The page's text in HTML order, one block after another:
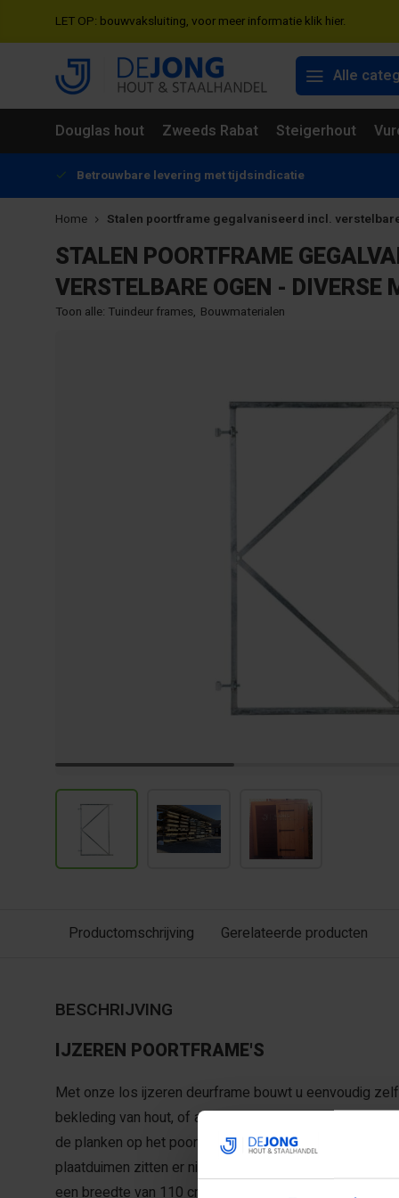
LET OP: bouwvaksluiting, voor meer informatie klik hier.
Alle
Douglas hout Zweeds Rabat Steigerhout
Betrouwbare levering met tijdsindicatie
Home Stalen poortframe gegalvaniseerd incl.
STALEN POORTFRAME
VERSTELBARE OGEN - DIVERSE
Toon alle: Tuindeur frames, Bouwmaterialen
Productomschrijving Gerelateerde producten
BESCHRIJVING
IJZEREN POORTFRAME'S
Met onze los ijzeren deurframe bouwt u eenvoudig
bekleding van hout, of ander materiaal. D.m.v. zelftap
de planken op het poortframe. De ophangen worden
plaatduimen zitten er niet standaard bij, die moet u mee
een breedte van 110 cm moet u 2
plaatduimen
mee